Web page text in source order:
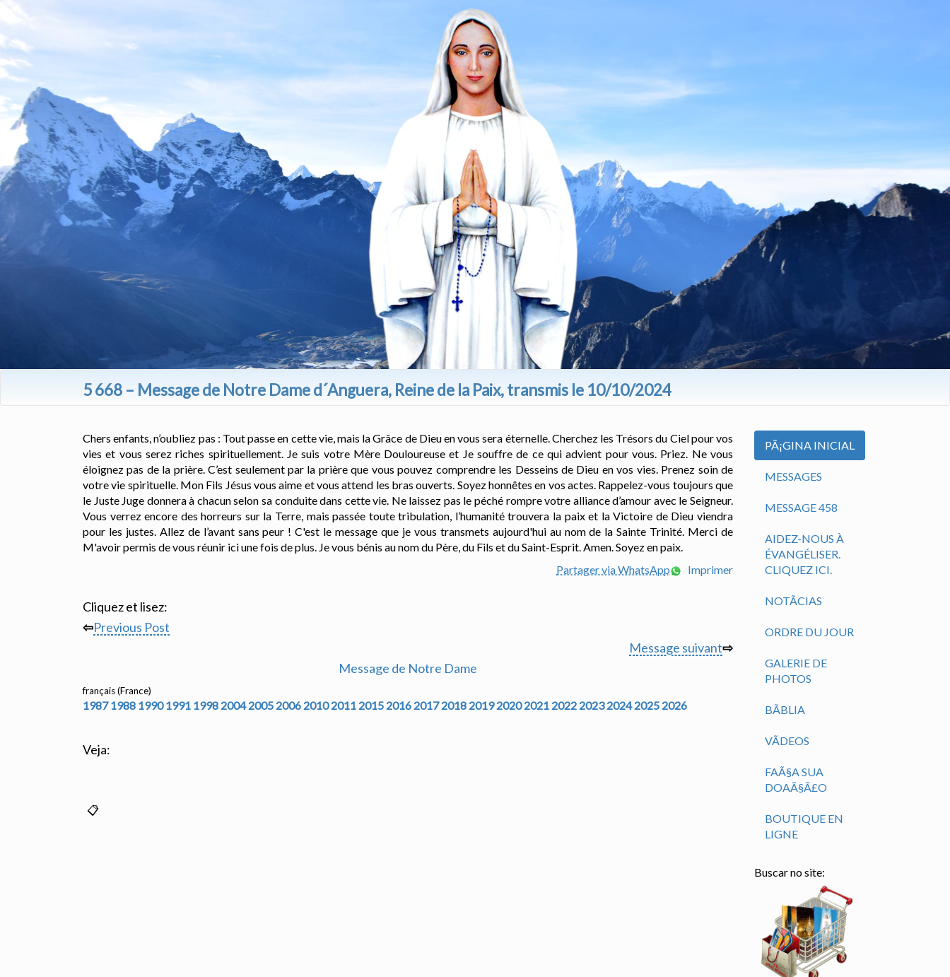
5 668 – Message de Notre Dame d´Anguera, Reine de la Paix, transmis le 10/10/2024
Chers enfants, n’oubliez pas : Tout passe en cette vie, mais la Grâce de Dieu en vous sera éternelle. Cherchez les Trésors du Ciel pour vos
vies et vous serez riches spirituellement. Je suis votre Mère Douloureuse et Je souffre de ce qui advient pour vous. Priez. Ne vous
éloignez pas de la prière. C’est seulement par la prière que vous pouvez comprendre les Desseins de Dieu en vos vies. Prenez soin de
votre vie spirituelle. Mon Fils Jésus vous aime et vous attend les bras ouverts. Soyez honnêtes en vos actes. Rappelez-vous toujours que
le Juste Juge donnera à chacun selon sa conduite dans cette vie. Ne laissez pas le péché rompre votre alliance d’amour avec le Seigneur.
Vous verrez encore des horreurs sur la Terre, mais passée toute tribulation, l’humanité trouvera la paix et la Victoire de Dieu viendra
pour les justes. Allez de l’avant sans peur ! C'est le message que je vous transmets aujourd'hui au nom de la Sainte Trinité. Merci de
M'avoir permis de vous réunir ici une fois de plus. Je vous bénis au nom du Père, du Fils et du Saint-Esprit. Amen. Soyez en paix.
Partager via WhatsApp
Imprimer
Cliquez et lisez:
⇦Previous Post
Message suivant⇨
Message de Notre Dame
français (France)
1987 1988 1990 1991 1998 2004 2005 2006 2010 2011 2015 2016 2017 2018 2019 2020 2021 2022 2023 2024 2025 2026
Veja:
PÃ¡GINA INICIAL
MESSAGES
MESSAGE 458
AIDEZ-NOUS À
ÉVANGÉLISER.
CLIQUEZ ICI.
NOTÃ­CIAS
ORDRE DU JOUR
GALERIE DE
PHOTOS
BÃ­BLIA
VÃ­DEOS
FAÃ§A SUA
DOAÃ§Ã£O
BOUTIQUE EN
LIGNE
Buscar no site: